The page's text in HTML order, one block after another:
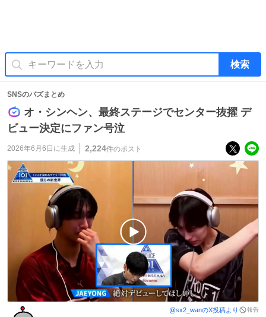
検索
SNSのバズまとめ
オ・シンヘン、最終ステージでセンター抜擢 デ
ビュー決定にファン号泣
2026年6月6日 に生成 2,224件のポスト
@sx2_wanのX投稿より 報告